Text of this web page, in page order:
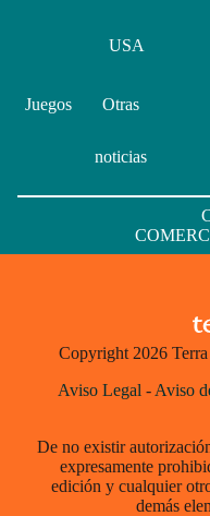
USA
Juegos Otras
noticias
Copyright 2026
Aviso Legal - Aviso
De no existir
expresamente
edición y cualquier
demás